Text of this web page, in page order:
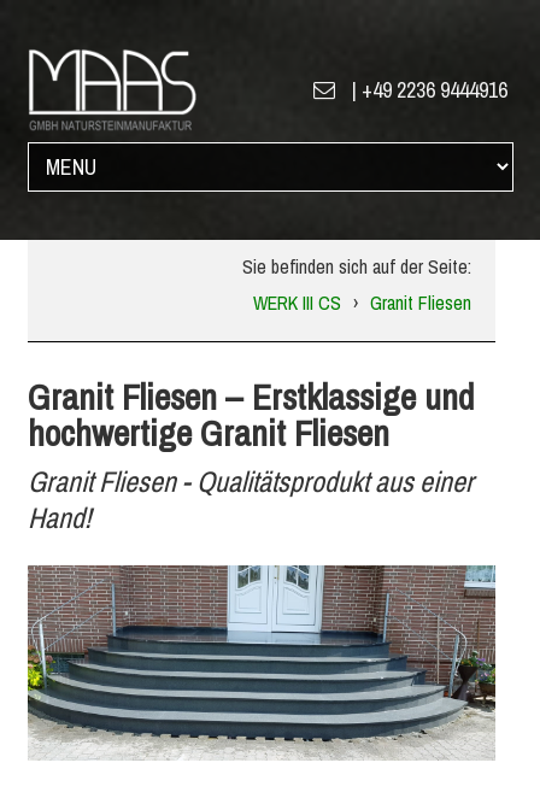
| +49 2236 9444916
Sie befinden sich auf der Seite:
WERK III CS › Granit Fliesen
Granit Fliesen – Erstklassige und
hochwertige Granit Fliesen
Granit Fliesen - Qualitätsprodukt aus einer
Hand!